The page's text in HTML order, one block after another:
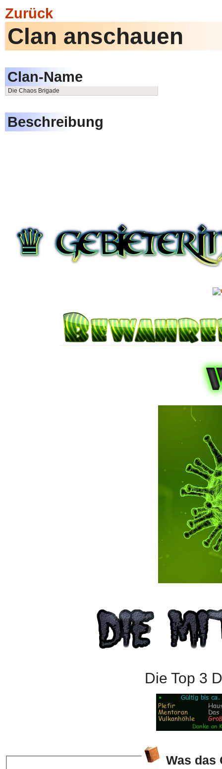
Zurück
Clan anschauen
Clan-Name
Die Chaos Brigade
Beschreibung
Die Top 3
Was das